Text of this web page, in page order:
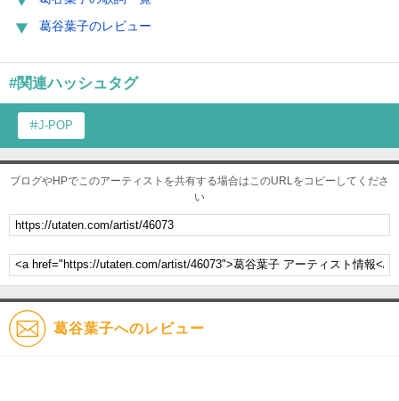
葛谷葉子のレビュー
#関連ハッシュタグ
J-POP
ブログやHPでこのアーティストを共有する場合はこのURLをコピーしてくださ
い
葛谷葉子へのレビュー